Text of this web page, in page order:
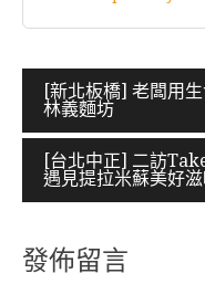
文
章
導
覽
[新北板橋] 老闆用
林義麵坊
[台北中正] 二訪
遇見提拉米蘇美好
發佈留言